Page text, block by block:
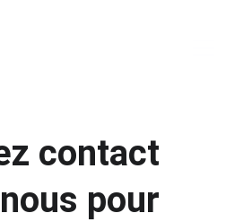
contact
pour